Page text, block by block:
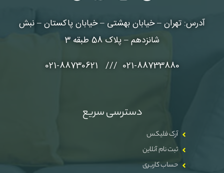
آدرس: تهران – خیابان بهشتی – خیابان پاکستان – نبش
شانزدهم – پلاک 58 طبقه 3
021-88733880 /// 021-88730621
دسترسی سریع
آرک فلیکس
ثبت نام آنلاین
حساب کاربری